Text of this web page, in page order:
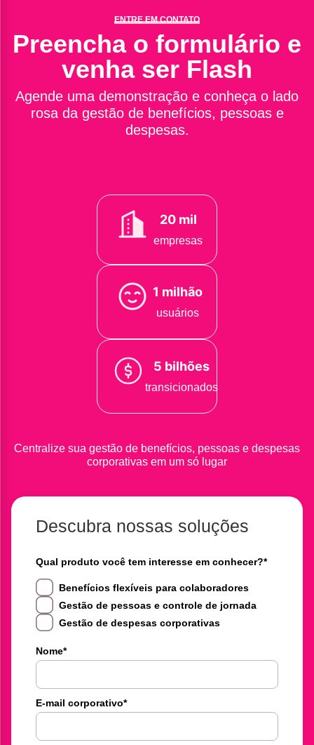
ENTRE EM CONTATO
Preencha o formulário e
venha ser Flash
Agende uma demonstração e conheça o lado
rosa da gestão de benefícios, pessoas e
despesas.
20 mil
empresas
1 milhão
usuários
5 bilhões
transicionados
Centralize sua gestão de benefícios, pessoas e despesas
corporativas em um só lugar
Descubra nossas soluções
Qual produto você tem interesse em conhecer?*
Benefícios flexíveis para colaboradores
Gestão de pessoas e controle de jornada
Gestão de despesas corporativas
Nome*
E-mail corporativo*